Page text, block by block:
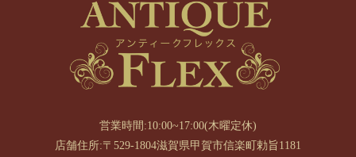
営業時間:10:00~17:00(木曜定休)
店舗住所:〒529-1804滋賀県甲賀市信楽町勅旨1181